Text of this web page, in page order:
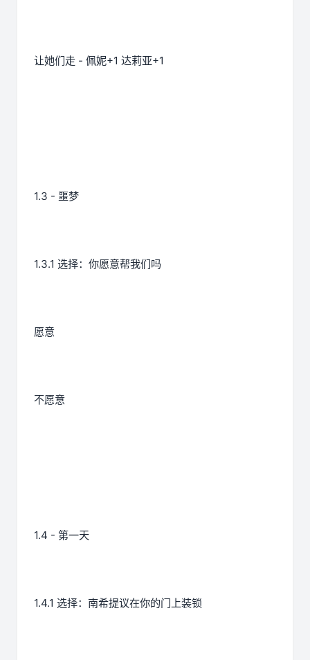
让她们走 - 佩妮+1 达莉亚+1
1.3 - 噩梦
1.3.1 选择：你愿意帮我们吗
愿意
不愿意
1.4 - 第一天
1.4.1 选择：南希提议在你的门上装锁